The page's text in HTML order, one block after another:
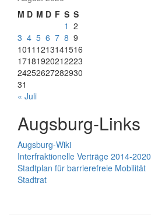
M D M D F S S
1 2
3 4 5 6 7 8 9
1011 1213141516
17181920212223
24252627282930
31
« Juli
Augsburg-Links
Augsburg-Wiki
Interfraktionelle Verträge 2014-2020
Stadtplan für barrierefreie Mobilität
Stadtrat